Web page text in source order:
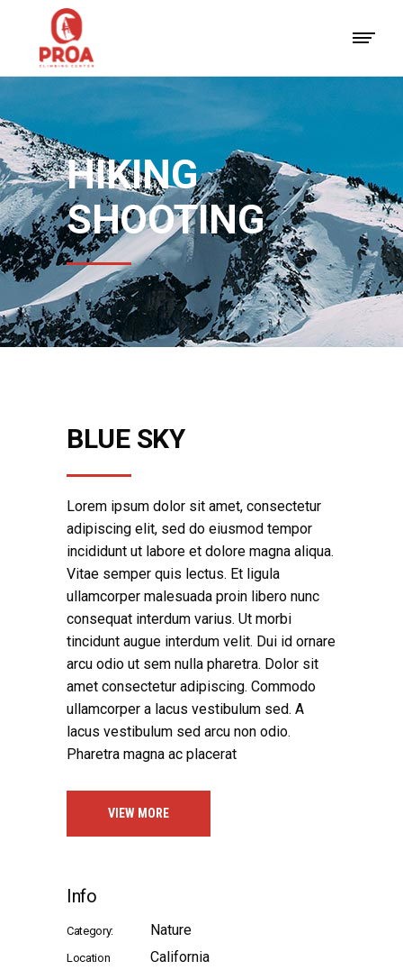
HIKING
SHOOTING
BLUE SKY
Lorem ipsum dolor sit amet, consectetur
adipiscing elit, sed do eiusmod tempor
incididunt ut labore et dolore magna aliqua.
Vitae semper quis lectus. Et ligula
ullamcorper malesuada proin libero nunc
consequat interdum varius. Ut morbi
tincidunt augue interdum velit. Dui id ornare
arcu odio ut sem nulla pharetra. Dolor sit
amet consectetur adipiscing. Commodo
ullamcorper a lacus vestibulum sed. A
lacus vestibulum sed arcu non odio.
Pharetra magna ac placerat
VIEW MORE
Info
Category: Nature
Location California